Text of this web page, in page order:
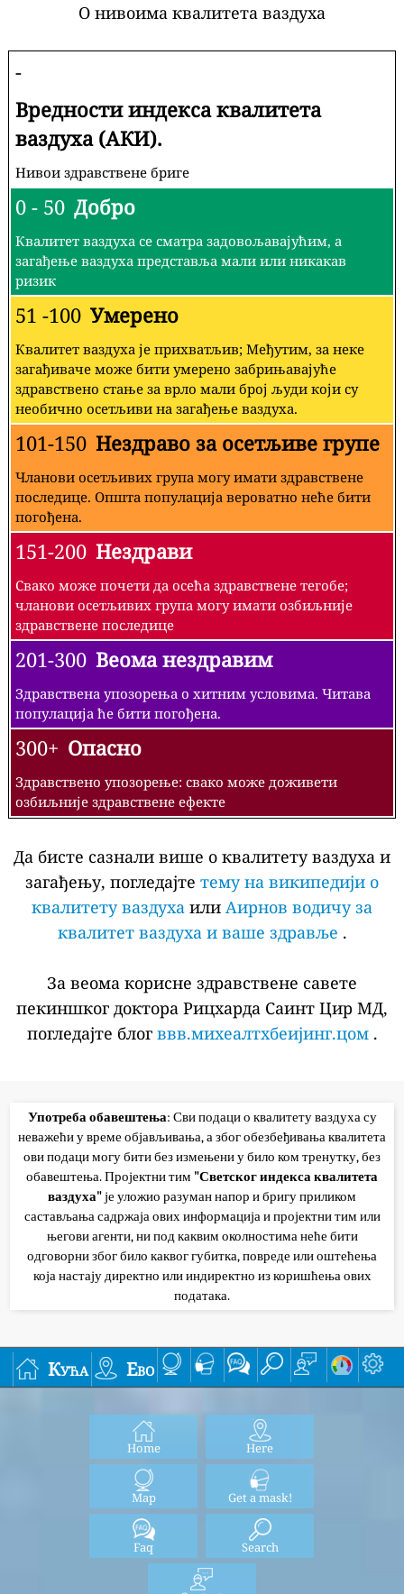
О нивоима квалитета ваздуха
-
Вредности индекса квалитета
ваздуха (АКИ).
Нивои здравствене бриге
0 - 50 Добро
Квалитет ваздуха се сматра задовољавајућим, а
загађење ваздуха представља мали или никакав
ризик
51 -100 Умерено
Квалитет ваздуха је прихватљив; Међутим, за неке
загађиваче може бити умерено забрињавајуће
здравствено стање за врло мали број људи који су
необично осетљиви на загађење ваздуха.
101-150 Нездраво за осетљиве групе
Чланови осетљивих група могу имати здравствене
последице. Општа популација вероватно неће бити
погођена.
151-200 Нездрави
Свако може почети да осећа здравствене тегобе;
чланови осетљивих група могу имати озбиљније
здравствене последице
201-300 Веома нездравим
Здравствена упозорења о хитним условима. Читава
популација ће бити погођена.
300+ Опасно
Здравствено упозорење: свако може доживети
озбиљније здравствене ефекте
Да бисте сазнали више о квалитету ваздуха и
загађењу, погледајте тему на википедији о
квалитету ваздуха или Аирнов водичу за
квалитет ваздуха и ваше здравље .
За веома корисне здравствене савете
пекиншког доктора Рицхарда Саинт Цир МД,
погледајте блог ввв.михеалтхбеијинг.цом.
Употреба обавештења: Сви подаци о квалитету ваздуха су
неважећи у време објављивања, а због обезбеђивања квалитета
ови подаци могу бити без измењени у било ком тренутку, без
обавештења. Пројектни тим "Светског индекса квалитета
ваздуха"је уложио разуман напор и бригу приликом
састављања садржаја ових информација и пројектни тим или
његови агенти, ни под каквим околностима неће бити
одговорни због било каквог губитка, повреде или оштећења
која настају директно или индиректно из коришћења ових
података.
Кућа Ево
Home Here
Map Get a mask!
Faq Search